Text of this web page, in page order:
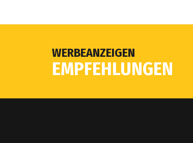
WERBEANZEIGEN
EMPFEHLUNGEN